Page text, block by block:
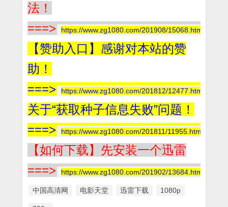
法！
===>
https://www.zg1080.com/201908/15068.html
【赞助入口】感谢对本站的赞
助！
===>
https://www.zg1080.com/201812/12477.html
关于“获取种子信息失败”问题！
===>
https://www.zg1080.com/201811/11955.html
【如何下载】先安装一个迅雷
===>
https://www.zg1080.com/201902/13684.html
中国高清网 电影天堂 迅雷下载 1080p